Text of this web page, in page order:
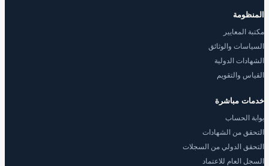
المنظومة
مكتبة المعايير
السياسات والوثائق
الشهادات الدولية
القياس والتقويم
خدمات مباشرة
بوابة الحساب
التحقق من الشهادات
التحقق الدولي من السجلات
السجل العام للاعتماد